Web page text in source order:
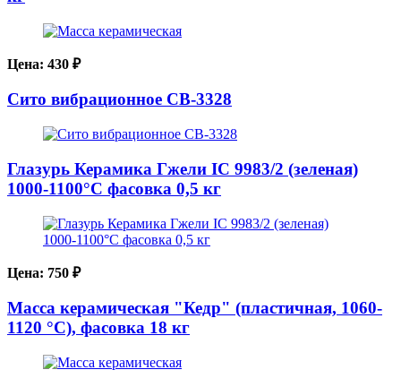
Цена: 430 ₽
Сито вибрационное СВ-3328
Глазурь Керамика Гжели IC 9983/2 (зеленая)
1000-1100°С фасовка 0,5 кг
Цена: 750 ₽
Масса керамическая "Кедр" (пластичная, 1060-
1120 °C), фасовка 18 кг